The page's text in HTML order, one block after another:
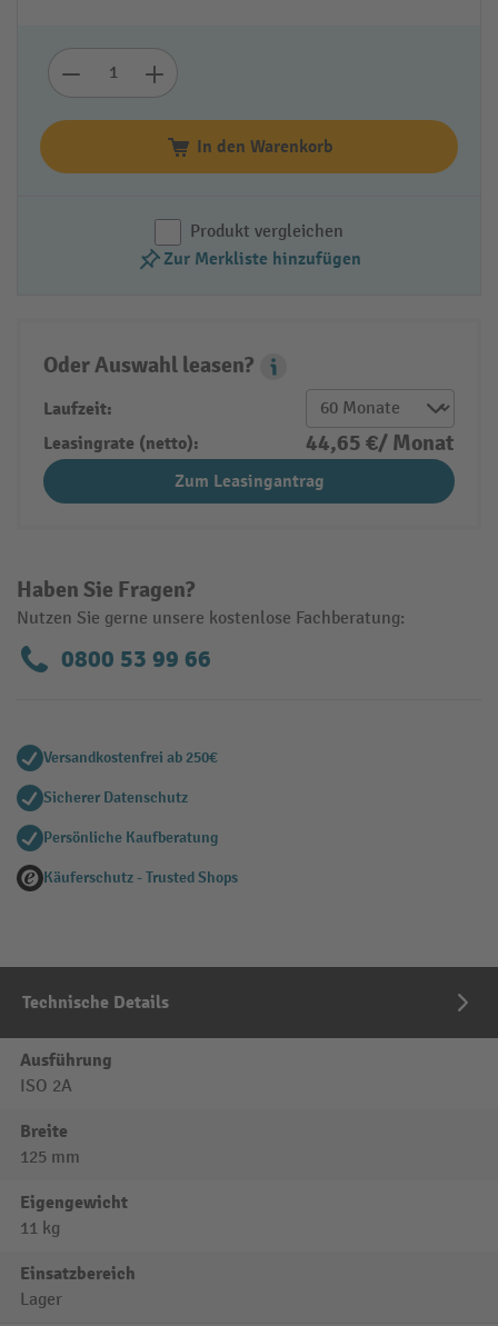
In den Warenkorb
Produkt vergleichen
Zur Merkliste hinzufügen
Haben Sie Fragen?
Nutzen Sie gerne unsere kostenlose Fachberatung:
0800 53 99 66
Oder Auswahl leasen?
Leasing Popover
Laufzeit:
Leasingrate (netto):
44,65 €/ Monat
Zum Leasingantrag
Versandkostenfrei ab 250€
Sicherer Datenschutz
Persönliche Kaufberatung
Käuferschutz - Trusted Shops
Technische Details
Ausführung
ISO 2A
Breite
125 mm
Eigengewicht
11 kg
Einsatzbereich
Lager